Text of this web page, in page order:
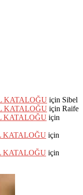
KATALOĞU için Sibel
KATALOĞU için Raife
KATALOĞU için
KATALOĞU için
KATALOĞU için